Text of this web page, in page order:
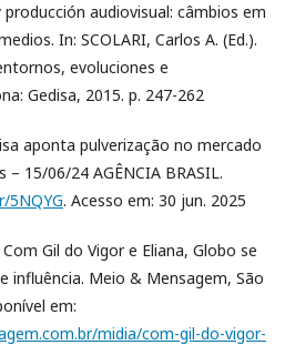
producción audiovisual: câmbios em
In: SCOLARI, Carlos A. (Ed.).
evoluciones e
Gedisa, 2015. p. 247-262
aponta pulverização no mercado
15/06/24 AGÊNCIA BRASIL.
5NQYG. Acesso em: 30 jun. 2025
Gil do Vigor e Eliana, Globo se
influência. Meio & Mensagem, São
em:
midia/com-gil-do-vigor-